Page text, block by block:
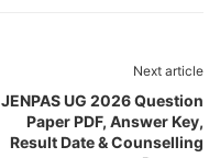
Next article
JENPAS UG 2026 Question
Paper PDF, Answer Key,
Result Date & Counselling